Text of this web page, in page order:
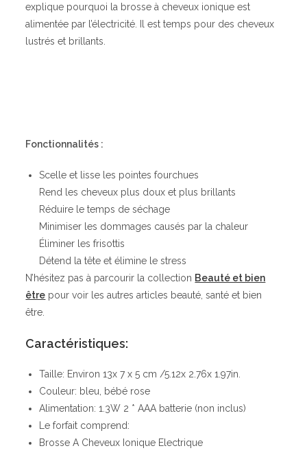
explique pourquoi la brosse à cheveux ionique est
alimentée par l’électricité. Il est temps pour des cheveux
lustrés et brillants.
Fonctionnalités :
Scelle et lisse les pointes fourchues
Rend les cheveux plus doux et plus brillants
Réduire le temps de séchage
Minimiser les dommages causés par la chaleur
Éliminer les frisottis
Détend la tête et élimine le stress
N’hésitez pas à parcourir la collection Beauté et bien
être pour voir les autres articles beauté, santé et bien
être.
Caractéristiques:
Taille: Environ 13x 7 x 5 cm /5.12x 2.76x 1.97in.
Couleur: bleu, bébé rose
Alimentation: 1.3W 2 * AAA batterie (non inclus)
Le forfait comprend:
Brosse A Cheveux Ionique Electrique